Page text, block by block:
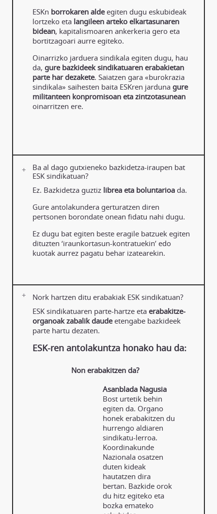
ESKn borrokaren aldeegiten dugu eskubideak
lortzeko eta langileen arteko elkartasunaren
bidean, kapitalismoaren ankerkeria gero eta
bortitzagoari aurre egiteko.
Oinarrizko jarduera sindikala egiten dugu, hau
da, gure bazkideek sindikatuaren erabakietan
parte har dezakete. Saiatzen gara «burokrazia
sindikala» saihesten baita ESKren jarduna gure
militanteen konpromisoan eta zintzotasunean
oinarritzen ere.
Ba al dago gutxieneko bazkidetza-iraupen bat
ESK sindikatuan?
Ez. Bazkidetza guztiz librea eta boluntarioa da.
Gure antolakundera gerturatzen diren
pertsonen borondate onean fidatu nahi dugu.
Ez dugu bat egiten beste eragile batzuek egiten
dituzten ‘iraunkortasun-kontratuekin’ edo
kuotak aurrez pagatu behar izatearekin.
Nork hartzen ditu erabakiak ESK sindikatuan?
ESK sindikatuaren parte-hartze eta erabakitze-
organoak zabalik daudeetengabe bazkideek
parte hartu dezaten.
ESK-ren antolakuntza honako hau da:
Non erabakitzen da?
Asanblada Nagusia
Bost urtetik behin
egiten da. Organo
honek erabakitzen du
hurrengo aldiaren
sindikatu-lerroa.
Koordinakunde
Nazionala osatzen
duten kideak
hautatzen dira
bertan. Bazkide orok
du hitz egiteko eta
bozka emateko